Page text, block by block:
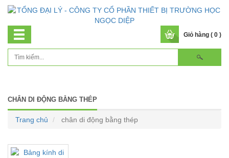
Giỏ hàng ( 0 )
CHÂN DI ĐỘNG BẰNG THÉP
Trang chủ chân di động bằng thép